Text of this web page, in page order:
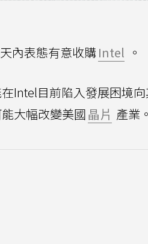
內表態有意收購Intel 。
Intel目前陷入發展困境
大幅改變美國晶片 產業。